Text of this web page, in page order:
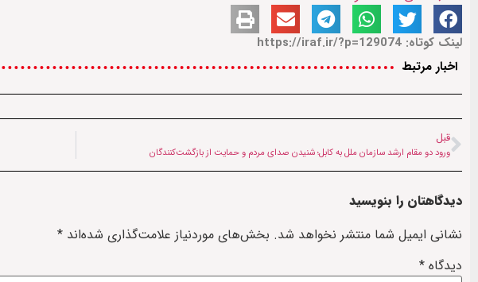
لینک کوتاه: https://iraf.ir/?p=129074
اخبار مرتبط
قبل
ورود دو مقام ارشد سازمان ملل به کابل؛ شنیدن صدای مردم و حمایت از بازگشت‌کنندگان
دیدگاهتان را بنویسید
نشانی ایمیل شما منتشر نخواهد شد. بخش‌های موردنیاز علامت‌گذاری شده‌اند *
دیدگاه *